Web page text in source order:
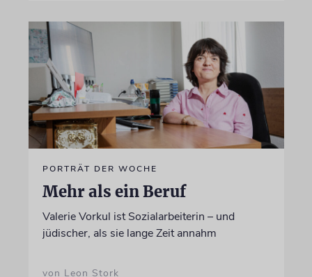
PORTRÄT DER WOCHE
Mehr als ein Beruf
Valerie Vorkul ist Sozialarbeiterin – und
jüdischer, als sie lange Zeit annahm
von Leon Stork